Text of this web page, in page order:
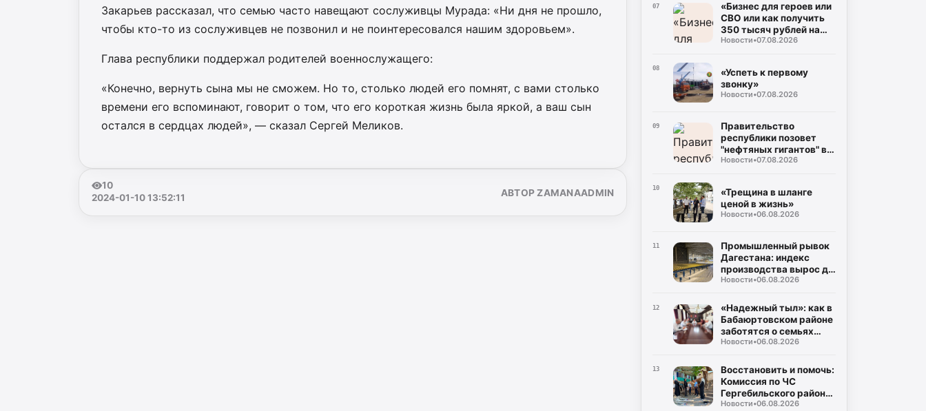
Закарьев рассказал, что семью часто навещают сослуживцы Мурада: «Ни дня не прошло,
чтобы кто-то из сослуживцев не позвонил и не поинтересовался нашим здоровьем».
Глава республики поддержал родителей военнослужащего:
«Конечно, вернуть сына мы не сможем. Но то, столько людей его помнят, с вами столько
времени его вспоминают, говорит о том, что его короткая жизнь была яркой, а ваш сын
остался в сердцах людей», — сказал Сергей Меликов.
10
2024-01-10 13:52:11
АВТОР ZAMANAADMIN
07
«Бизнес для героев или
СВО или как получить
350 тысяч рублей на
свое дело без справок о
Новости•07.08.2026
08
«Успеть к первому
звонку»
Новости•07.08.2026
09
Правительство
республики позовет
"нефтяных гигантов" в
регион
Новости•07.08.2026
10
«Трещина в шланге
ценой в жизнь»
Новости•06.08.2026
11
Промышленный рывок
Дагестана: индекс
производства вырос до
106%, а объем отгрузки
миллиардов рублей
Новости•06.08.2026
12
«Надежный тыл»: как в
Бабаюртовском районе
заботятся о семьях
героев СВО, превращая
дела
Новости•06.08.2026
13
Восстановить и помочь:
Комиссия по ЧС
Гергебильского района
детально оценивает
Новости•06.08.2026